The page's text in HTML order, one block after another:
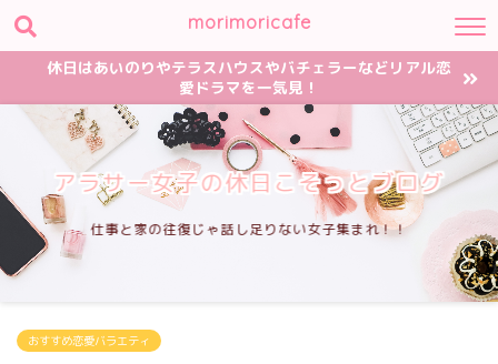
morimoricafe
休日はあいのりやテラスハウスやバチェラーなどリアル恋
愛ドラマを一気見！
アラサー女子の休日こそっとブログ
仕事と家の往復じゃ話し足りない女子集まれ！！
おすすめ恋愛バラエティ